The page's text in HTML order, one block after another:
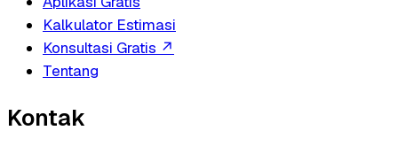
Kalkulator Estimasi
Konsultasi Gratis ↗
Tentang
Kontak